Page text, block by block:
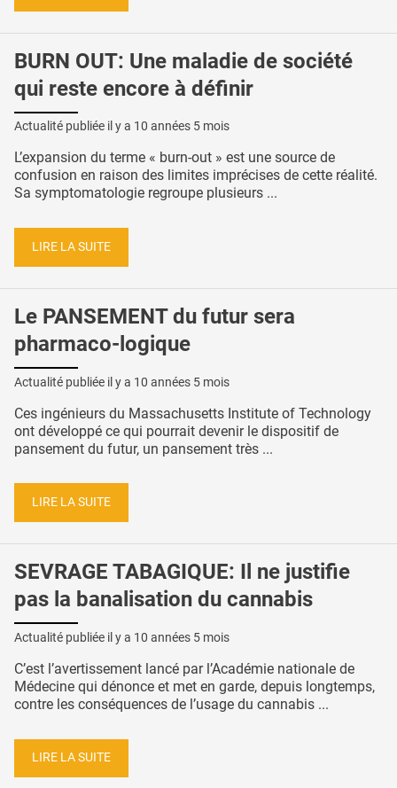
BURN OUT: Une maladie de société
qui reste encore à définir
Actualité publiée il y a 10 années 5 mois
L’expansion du terme « burn-out » est une source de
confusion en raison des limites imprécises de cette réalité.
Sa symptomatologie regroupe plusieurs ...
LIRE LA SUITE
Le PANSEMENT du futur sera
pharmaco-logique
Actualité publiée il y a 10 années 5 mois
Ces ingénieurs du Massachusetts Institute of Technology
ont développé ce qui pourrait devenir le dispositif de
pansement du futur, un pansement très ...
LIRE LA SUITE
SEVRAGE TABAGIQUE: Il ne justifie
pas la banalisation du cannabis
Actualité publiée il y a 10 années 5 mois
C’est l’avertissement lancé par l’Académie nationale de
Médecine qui dénonce et met en garde, depuis longtemps,
contre les conséquences de l’usage du cannabis ...
LIRE LA SUITE